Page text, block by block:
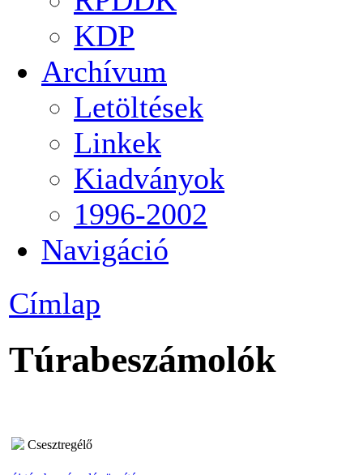
KDP
Archívum
Letöltések
Linkek
Kiadványok
1996-2002
Navigáció
Címlap
Túrabeszámolók
Csesztregélő